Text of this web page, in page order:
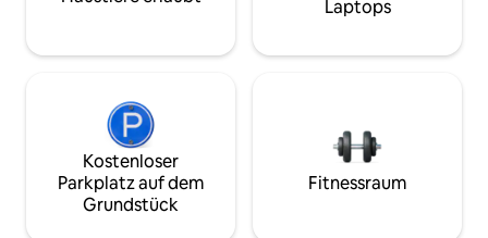
Laptops
Kostenloser
Parkplatz auf dem
Grundstück
Fitnessraum